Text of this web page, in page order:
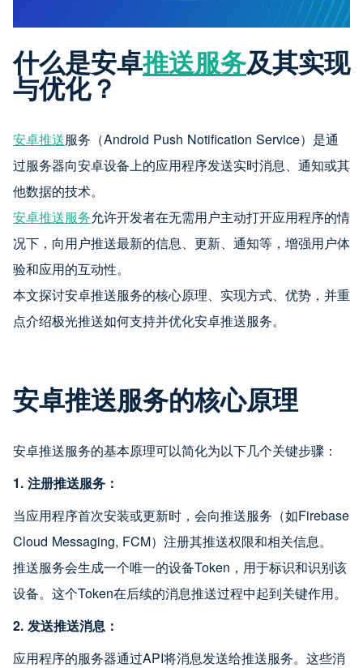
什么是安卓推送服务及其实现
与优化？
安卓推送服务（Android Push Notification Service）是通
过服务器向安卓设备上的应用程序发送实时消息、通知或其
他数据的技术。
安卓推送服务允许开发者在无需用户主动打开应用程序的情
况下，向用户推送最新的信息、更新、通知等，增强用户体
验和应用的互动性。
本文探讨安卓推送服务的核心原理、实现方式、优势，并重
点介绍极光推送如何支持并优化安卓推送服务。
安卓推送服务的核心原理
安卓推送服务的基本原理可以简化为以下几个关键步骤：
1. 注册推送服务：
当应用程序首次安装或更新时，会向推送服务（如Firebase
Cloud Messaging, FCM）注册其推送权限和相关信息。
推送服务会生成一个唯一的设备Token，用于标识和识别该
设备。这个Token在后续的消息推送过程中起到关键作用。
2. 发送推送消息：
应用程序的服务器通过API将消息发送给推送服务。这些消